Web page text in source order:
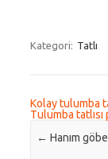
Kategori: Tatlı
Kolay tulumba
Tulumba tatlısı
Post
← Hanım